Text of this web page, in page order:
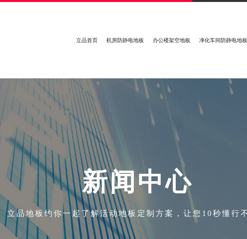
立品首页 机房防静电地板 办公楼架空地板 净化车间防静电地
新闻中心
立品地板约你一起了解活动地板定制方案，让您10秒懂行